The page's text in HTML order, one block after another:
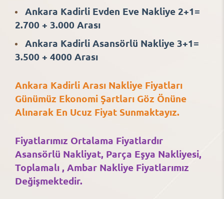
Ankara Kadirli Evden Eve Nakliye 2+1=
2.700 + 3.000 Arası
Ankara Kadirli Asansörlü Nakliye 3+1=
3.500 + 4000 Arası
Ankara Kadirli Arası Nakliye Fiyatları
Günümüz Ekonomi Şartları Göz Önüne
Alınarak En Ucuz Fiyat Sunmaktayız.
Fiyatlarımız Ortalama Fiyatlardır
Asansörlü Nakliyat, Parça Eşya Nakliyesi,
Toplamalı , Ambar Nakliye Fiyatlarımız
Değişmektedir.